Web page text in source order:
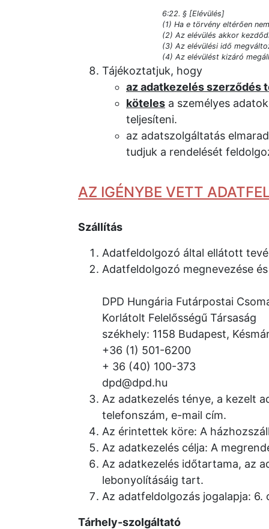
6:22. § [Elévülés]
(1) Ha e törvény eltérően
(2) Az elévülés akkor
(3) Az elévülési idő
(4) Az elévülést kizáró
Tájékoztatjuk, hogy
az adatkezelés szerződés
köteles a személyes
teljesíteni.
az adatszolgáltatás
tudjuk a rendelését
AZ IGÉNYBE VETT
Szállítás
Adatfeldolgozó által ellátott
Adatfeldolgozó megnevezése
DPD Hungária Futárpostai
Korlátolt Felelősségű Társaság
székhely: 1158 Budapest,
+36 (1) 501-6200
+ 36 (40) 100-373
dpd@dpd.hu
Az adatkezelés ténye, a kezelt
telefonszám, e-mail cím.
Az érintettek köre: A
Az adatkezelés célja: A
Az adatkezelés időtartama, az
lebonyolításáig tart.
Az adatfeldolgozás jogalapja:
Tárhely-szolgáltató